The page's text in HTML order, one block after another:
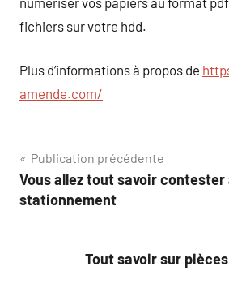
fichiers sur votre hdd.
Plus d’informations à propos de
amende.com/
Navigation
de
Publication précédente
Vous allez tout savoir contester
stationnement
Tout savoir sur